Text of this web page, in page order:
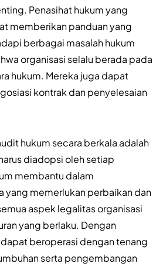
Penasihat hukum yang
memberikan panduan yang
berbagai masalah hukum
organisasi selalu berada pada
hukum. Mereka juga dapat
kontrak dan penyelesaian
hukum secara berkala adalah
diadopsi oleh setiap
membantu dalam
yang memerlukan perbaikan dan
aspek legalitas organisasi
yang berlaku. Dengan
beroperasi dengan tenang
serta pengembangan